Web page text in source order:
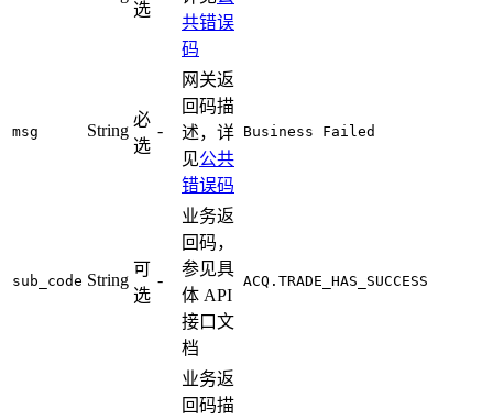
选
共错误
码
msg String
必
选
-
网关返
回码描
述，详
见公共
错误码
Business Failed
sub_code String
可
选
-
业务返
回码，
参见具
体 API
接口文
档
ACQ.TRADE_HAS_SUCCESS
业务返
回码描